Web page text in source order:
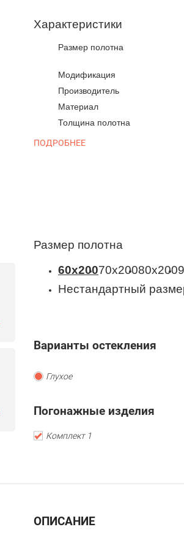
Характеристики
Размер полотна
Модификация
Производитель
Материал
Толщина полотна
ПОДРОБНЕЕ
Размер полотна
60x20070x20080x200
Нестандартный
Варианты остекления
Глухое
Погонажные изделия
Комплект 1
ОПИСАНИЕ